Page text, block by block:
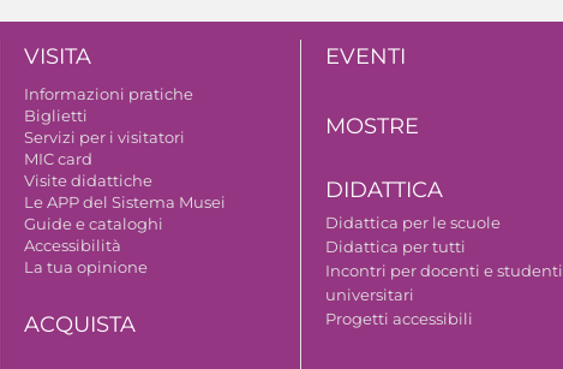
VISITA
Informazioni pratiche
Biglietti
Servizi per i visitatori
MIC card
Visite didattiche
Le APP del Sistema Musei
Guide e cataloghi
Accessibilità
La tua opinione
ACQUISTA
EVENTI
MOSTRE
DIDATTICA
Didattica per le scuole
Didattica per tutti
Incontri per docenti e studenti
universitari
Progetti accessibili